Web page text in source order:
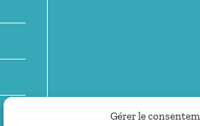
Gérer le